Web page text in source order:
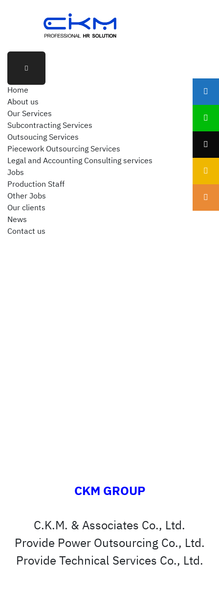
Home
About us
Our Services
Subcontracting Services
Outsoucing Services
Piecework Outsourcing Services
Legal and Accounting Consulting services
Jobs
Production Staff
Other Jobs
Our clients
News
Contact us
CKM GROUP
C.K.M. & Associates Co., Ltd.
Provide Power Outsourcing Co., Ltd.
Provide Technical Services Co., Ltd.